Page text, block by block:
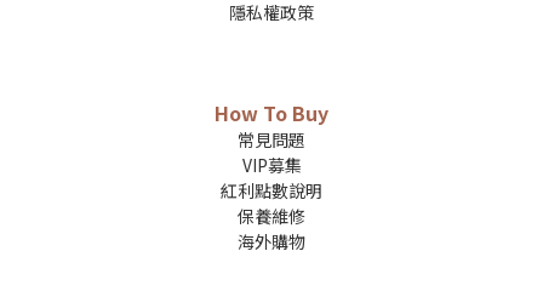
隱私權政策
How To Buy
常見問題
VIP募集
紅利點數說明
保養維修
海外購物